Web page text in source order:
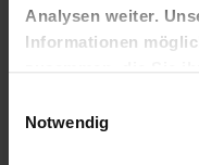
Analysen weiter.
Informationen
gesammelt haben.
Notwendig